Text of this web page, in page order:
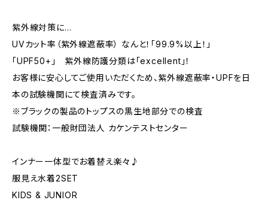
紫外線対策に…
UVカット率（紫外線遮蔽率） なんと！「99.9%以上！」
「UPF50+」 紫外線防護分類は「excellent」！
お客様に安心してご使用いただくため、紫外線遮蔽率・UPFを日
本の試験機関にて検査済みです。
※ブラックの製品のトップスの黒生地部分での検査
試験機関：一般財団法人 カケンテストセンター
インナー一体型でお着替え楽々♪
服見え水着2SET
KIDS & JUNIOR